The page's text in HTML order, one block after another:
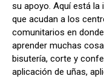
su apoyo. Aquí está la
que acudan a los
comunitarios en
aprender muchas
bisutería, corte y
aplicación de uñas,